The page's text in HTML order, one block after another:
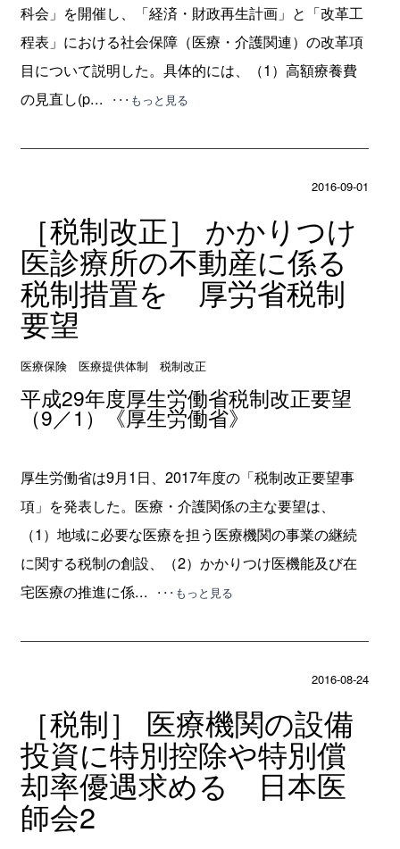
科会」を開催し、「経済・財政再生計画」と「改革工
程表」における社会保障（医療・介護関連）の改革項
目について説明した。具体的には、（1）高額療養費
の見直し(p...
･･･もっと見る
2016-09-01
［税制改正］ かかりつけ
医診療所の不動産に係る
税制措置を 厚労省税制
要望
医療保険 医療提供体制 税制改正
平成29年度厚生労働省税制改正要望
（9／1）《厚生労働省》
厚生労働省は9月1日、2017年度の「税制改正要望事
項」を発表した。医療・介護関係の主な要望は、
（1）地域に必要な医療を担う医療機関の事業の継続
に関する税制の創設、（2）かかりつけ医機能及び在
宅医療の推進に係...
･･･もっと見る
2016-08-24
［税制］ 医療機関の設備
投資に特別控除や特別償
却率優遇求める 日本医
師会2